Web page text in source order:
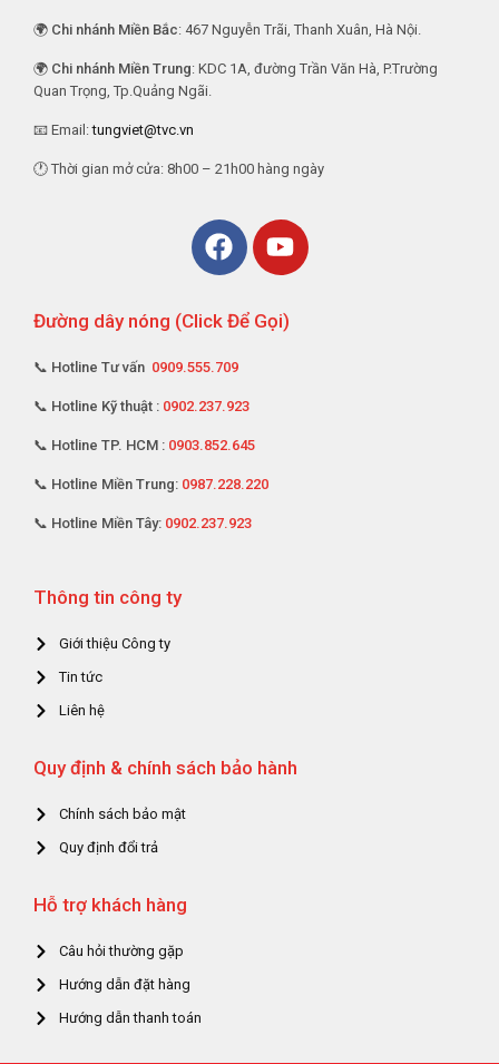
🌍 Chi nhánh Miền Bắc: 467 Nguyễn Trãi, Thanh Xuân, Hà Nội.
🌍 Chi nhánh Miền Trung: KDC 1A, đường Trần Văn Hà, P.Trường
Quan Trọng, Tp.Quảng Ngãi.
📧 Email:tungviet@tvc.vn
🕐 Thời gian mở cửa: 8h00 – 21h00 hàng ngày
Đường dây nóng (Click Để Gọi)
📞 Hotline Tư vấn 0909.555.709
📞 Hotline Kỹ thuật : 0902.237.923
📞 Hotline TP. HCM : 0903.852.645
📞 Hotline Miền Trung: 0987.228.220
📞 Hotline Miền Tây: 0902.237.923
Thông tin công ty
Giới thiệu Công ty
Tin tức
Liên hệ
Quy định & chính sách bảo hành
Chính sách bảo mật
Quy định đổi trả
Hỗ trợ khách hàng
Câu hỏi thường gặp
Hướng dẫn đặt hàng
Hướng dẫn thanh toán